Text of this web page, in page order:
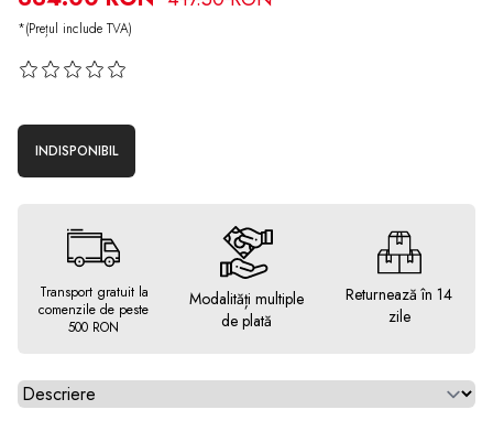
*(Prețul include TVA)
INDISPONIBIL
Transport gratuit la
comenzile de peste
500 RON
Modalități multiple
de plată
Returnează în 14
zile
Alegeti tab